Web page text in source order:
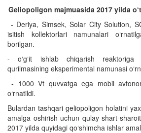
Geliopoligon majmuasida 2017 yilda
- Deriya, Simsek, Solar City Solution,
isitish kollektorlari namunalari
borilgan.
- o‘g‘it ishlab chiqarish
qurilmasining eksperimental namunasi
- 1000 Vt quvvatga ega mobil
o‘rnatildi.
Bulardan tashqari geliopoligon holatini
amalga oshirish uchun qulay shart-
2017 yilda quyidagi qo‘shimcha ishlar